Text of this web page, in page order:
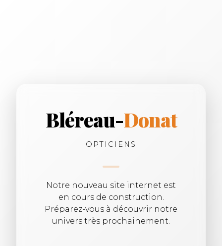
Bléreau-Donat
OPTICIENS
Notre nouveau site internet est
en cours de construction.
Préparez-vous à découvrir notre
univers très prochainement.